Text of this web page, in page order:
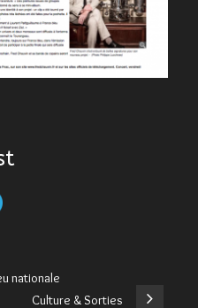
nationale
Culture & Sorties